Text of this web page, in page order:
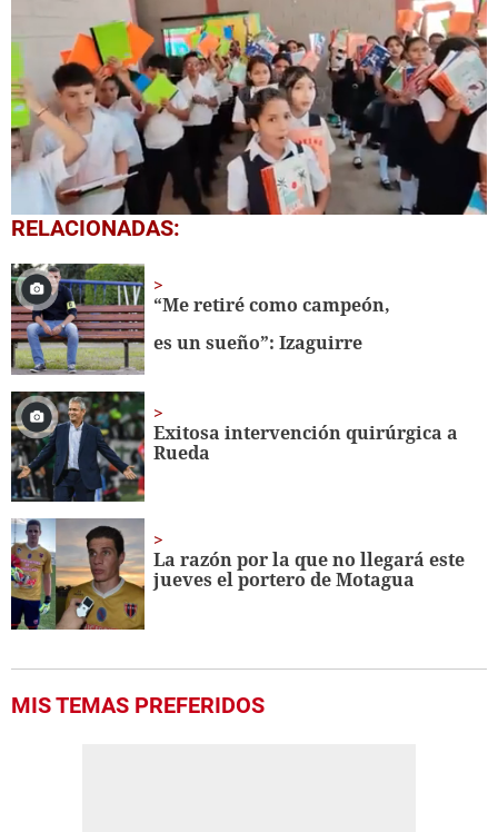
0
seconds
1
minute,
56
seconds
RELACIONADAS:
“Me retiré como campeón,
es un sueño”: Izaguirre
Exitosa intervención quirúrgica a
Rueda
La razón por la que no llegará este
jueves el portero de Motagua
MIS TEMAS PREFERIDOS